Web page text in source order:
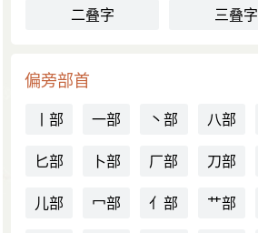
二叠字
三叠字
偏旁部首
丨部 一部 丶部 八部
匕部
卜部 厂部 刀部
儿部
冖部 亻部 艹部